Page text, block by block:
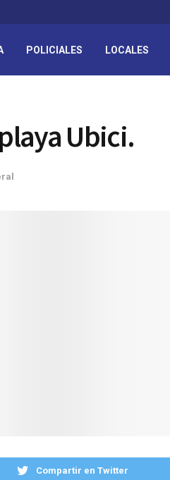
POLICIALES LOCALES
Ubici.
Compartir en Twitter